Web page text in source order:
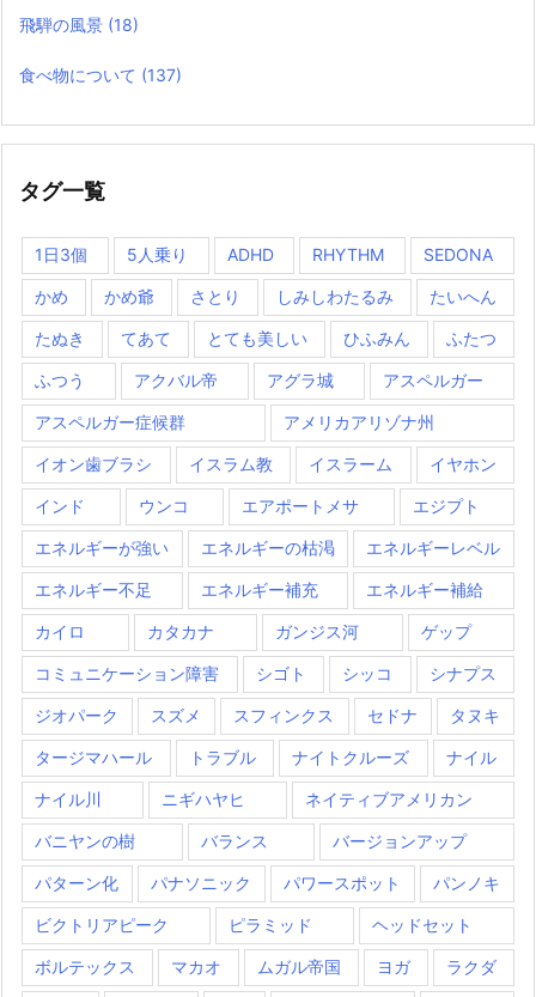
飛騨の風景 (18)
食べ物について (137)
タグ一覧
1日3個 5人乗り ADHD RHYTHM SEDONA
かめ かめ爺 さとり しみしわたるみ たいへん
たぬき てあて とても美しい ひふみん ふたつ
ふつう アクバル帝 アグラ城 アスペルガー
アスペルガー症候群 アメリカアリゾナ州
イオン歯ブラシ イスラム教 イスラーム イヤホン
インド ウンコ エアポートメサ エジプト
エネルギーが強い エネルギーの枯渇 エネルギーレベル
エネルギー不足 エネルギー補充 エネルギー補給
カイロ カタカナ ガンジス河 ゲップ
コミュニケーション障害 シゴト シッコ シナプス
ジオパーク スズメ スフィンクス セドナ タヌキ
タージマハール トラブル ナイトクルーズ ナイル
ナイル川 ニギハヤヒ ネイティブアメリカン
バニヤンの樹 バランス バージョンアップ
パターン化 パナソニック パワースポット パンノキ
ビクトリアピーク ピラミッド ヘッドセット
ボルテックス マカオ ムガル帝国 ヨガ ラクダ